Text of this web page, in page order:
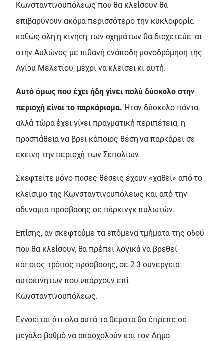
Κωνσταντινουπόλεως που θα κλείσουν θα
επιβαρύνουν ακόμα περισσότερο την κυκλοφορία
καθώς όλη η κίνηση των οχημάτων θα διοχετεύεται
στην Αυλώνος με πιθανή ανάποδη μονοδρόμηση της
Αγίου Μελετίου, μέχρι να κλείσει κι αυτή.
Αυτό όμως που έχει ήδη γίνει πολύ δύσκολο στην
περιοχή είναι το παρκάρισμα.Ήταν δύσκολο πάντα,
αλλά τώρα έχει γίνει πραγματική περιπέτεια, η
προσπάθεια να βρει κάποιος θέση να παρκάρει σε
εκείνη την περιοχή των Σεπολίων.
Σκεφτείτε μόνο πόσες θέσεις έχουν «χαθεί» από το
κλείσιμο της Κωνσταντινουπόλεως και από την
αδυναμία πρόσβασης σε πάρκινγκ πυλωτών.
Επίσης, αν σκεφτούμε τα επόμενα τμήματα της οδού
που θα κλείσουν, θα πρέπει λογικά να βρεθεί
κάποιος τρόπος πρόσβασης, σε 2-3 συνεργεία
αυτοκινήτων που υπάρχουν επί
Κωνσταντινουπόλεως.
Εννοείται ότι όλα αυτά τα θέματα θα έπρεπε σε
μεγάλο βαθμό να απασχολούν και τον Δήμο